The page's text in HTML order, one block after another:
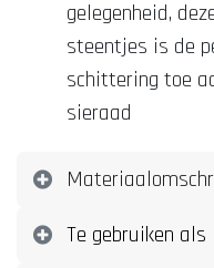
gelegenheid,
steentjes is de
schittering toe
sieraad
Te gebruiken als